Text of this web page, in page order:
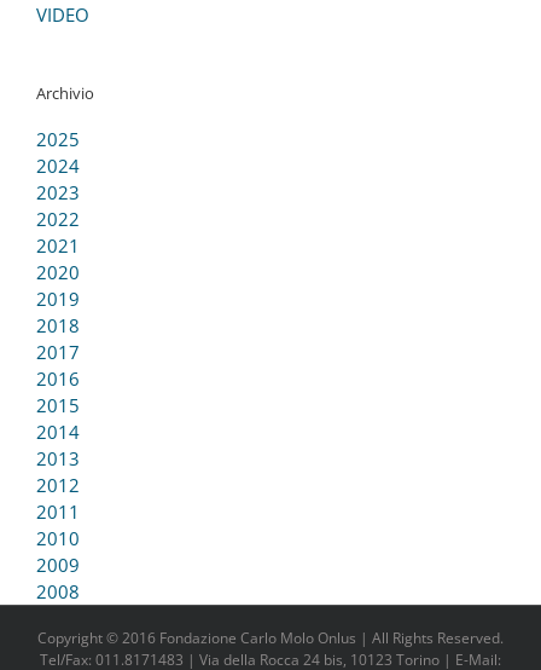
VIDEO
Archivio
2025
2024
2023
2022
2021
2020
2019
2018
2017
2016
2015
2014
2013
2012
2011
2010
2009
2008
Copyright © 2016 Fondazione Carlo Molo Onlus | All Rights Reserved.
Tel/Fax: 011.8171483 | Via della Rocca 24 bis, 10123 Torino | E-Mail: